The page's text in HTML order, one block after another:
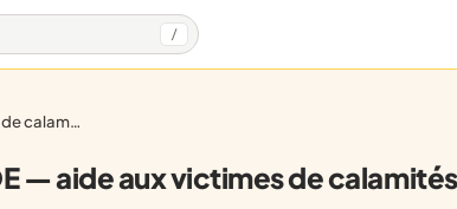
/
naturelles
— aide aux victimes de